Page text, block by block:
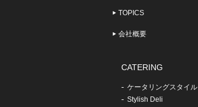
TOPICS
会社概要
CATERING
ケータリングスタイル
Stylish Deli